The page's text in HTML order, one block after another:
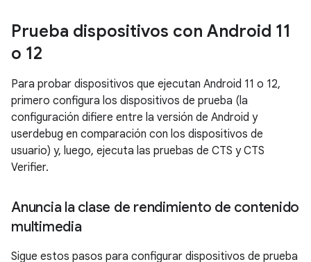
Prueba dispositivos con Android 11
o 12
Para probar dispositivos que ejecutan Android 11 o 12,
primero configura los dispositivos de prueba (la
configuración difiere entre la versión de Android y
userdebug en comparación con los dispositivos de
usuario) y, luego, ejecuta las pruebas de CTS y CTS
Verifier.
Anuncia la clase de rendimiento de contenido
multimedia
Sigue estos pasos para configurar dispositivos de prueba